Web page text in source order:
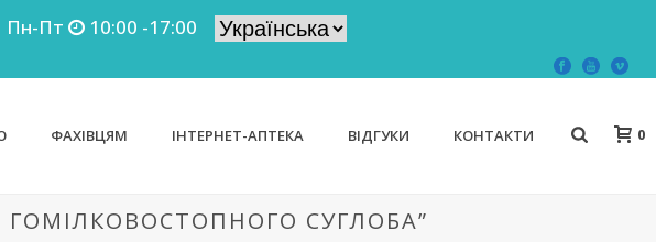
Пн-Пт 10:00 -17:00
ФАХІВЦЯМ ІНТЕРНЕТ-АПТЕКА ВІДГУКИ КОНТАКТИ 0
СУГЛОБА”